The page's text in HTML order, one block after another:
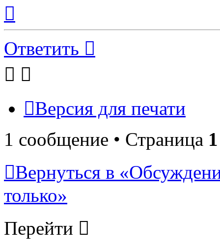
началу
Ответить
Версия для печати
1 сообщение • Страница 1
Вернуться в
только»
Перейти